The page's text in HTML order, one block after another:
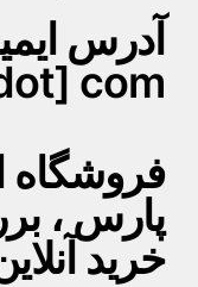
com
فروشگاه
پارس ،
خرید